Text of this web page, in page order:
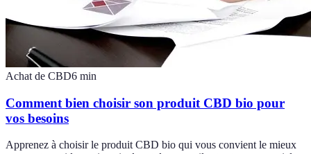
Achat de CBD6 min
Comment bien choisir son produit CBD bio pour
vos besoins
Apprenez à choisir le produit CBD bio qui vous convient le mieux